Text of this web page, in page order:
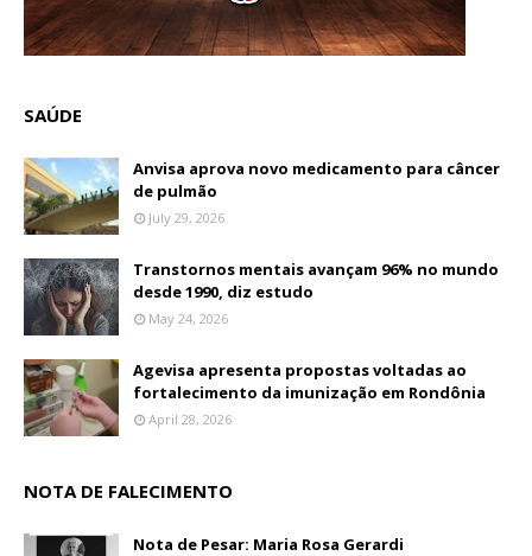
SAÚDE
Anvisa aprova novo medicamento para câncer
de pulmão
July 29, 2026
Transtornos mentais avançam 96% no mundo
desde 1990, diz estudo
May 24, 2026
Agevisa apresenta propostas voltadas ao
fortalecimento da imunização em Rondônia
April 28, 2026
NOTA DE FALECIMENTO
Nota de Pesar: Maria Rosa Gerardi